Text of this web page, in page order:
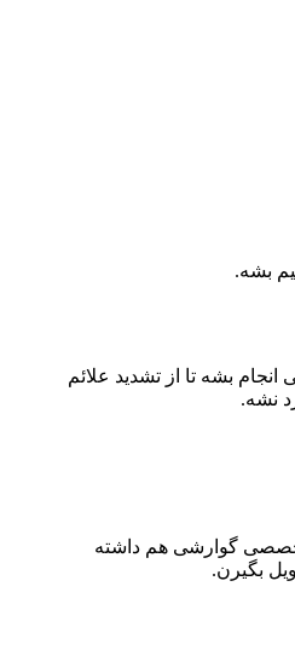
بشه.
بشه تا از تشدید علائم
نشه.
گوارشی هم داشته
بگیرن.